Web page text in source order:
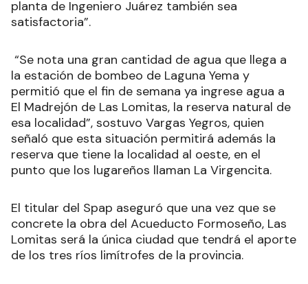
planta de Ingeniero Juárez también sea
satisfactoria”.
“Se nota una gran cantidad de agua que llega a
la estación de bombeo de Laguna Yema y
permitió que el fin de semana ya ingrese agua a
El Madrejón de Las Lomitas, la reserva natural de
esa localidad”, sostuvo Vargas Yegros, quien
señaló que esta situación permitirá además la
reserva que tiene la localidad al oeste, en el
punto que los lugareños llaman La Virgencita.
El titular del Spap aseguró que una vez que se
concrete la obra del Acueducto Formoseño, Las
Lomitas será la única ciudad que tendrá el aporte
de los tres ríos limítrofes de la provincia.